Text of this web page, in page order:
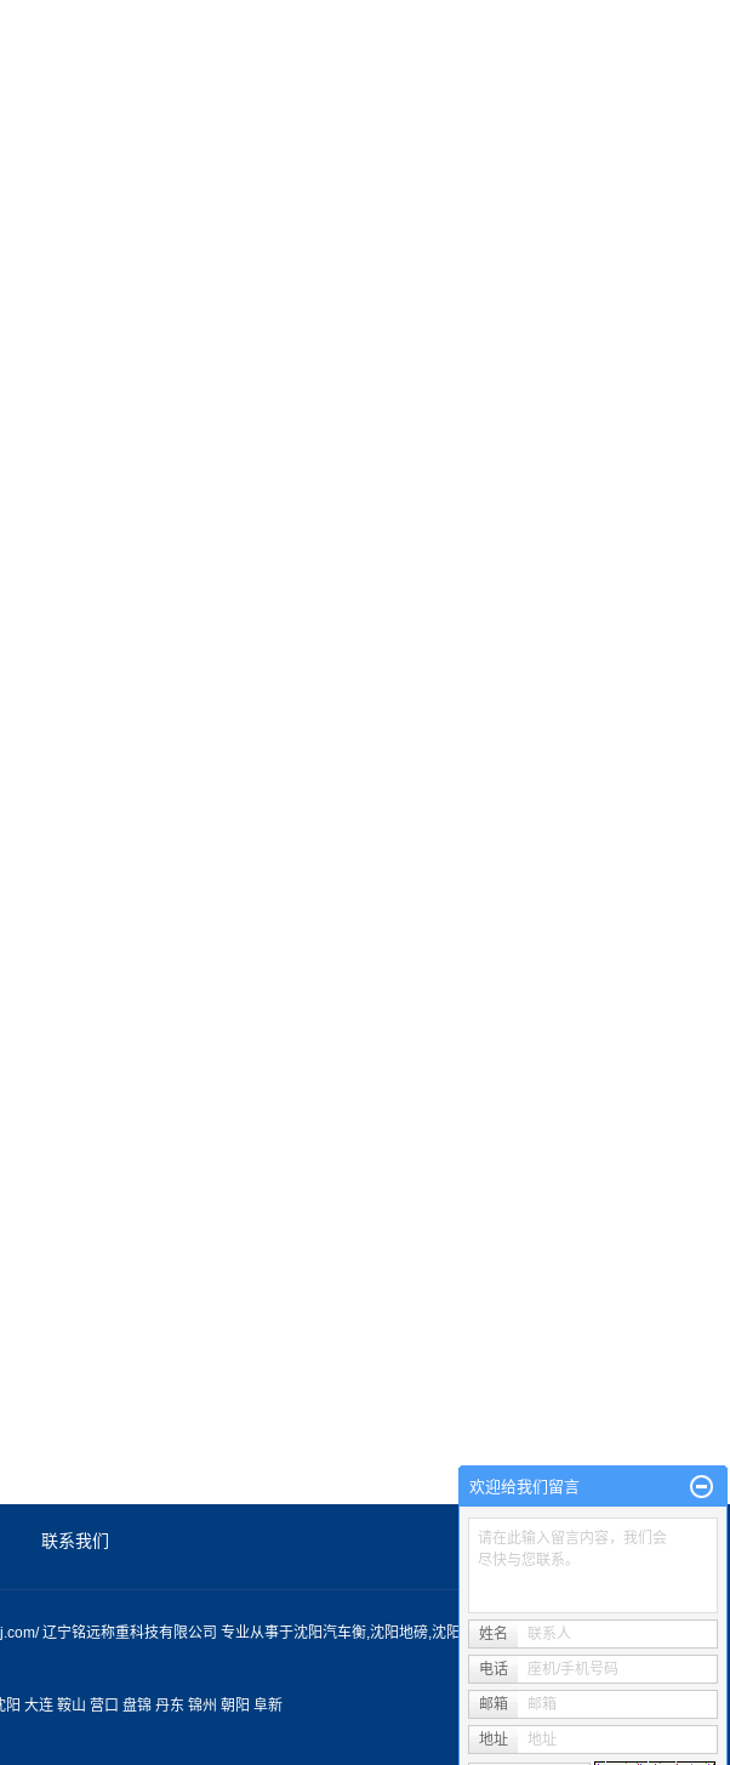
联系我们
辽宁铭远称重科技有限公司 专业从事于沈阳汽车衡,沈阳地磅,沈阳衡器, 欢迎来电咨询!
阳 大连 鞍山 营口 盘锦 丹东 锦州 朝阳 阜新
欢迎给我们留言
请在此输入留言内容，我们会
尽快与您联系。
姓名 联系人
电话 座机/手机号码
邮箱 邮箱
地址 地址